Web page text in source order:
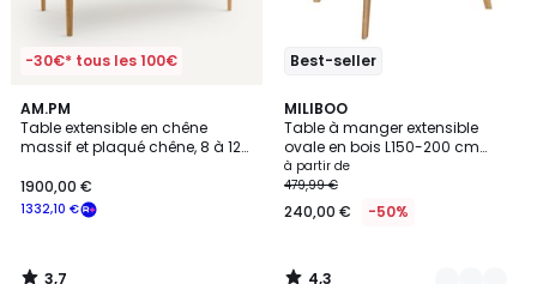
-30€* tous les 100€
AM.PM
Table extensible en chêne
massif et plaqué chêne, 8 à 12
1332,10 €
1900,00 €
3,7
/ 5
3,7
Best-seller
MILIBOO
Table à manger extensible
ovale en bois L150-200 cm
MARIK
à partir de
479,99 €
240,00 € -50%
4,3
/ 5
2
Couleurs
4,3